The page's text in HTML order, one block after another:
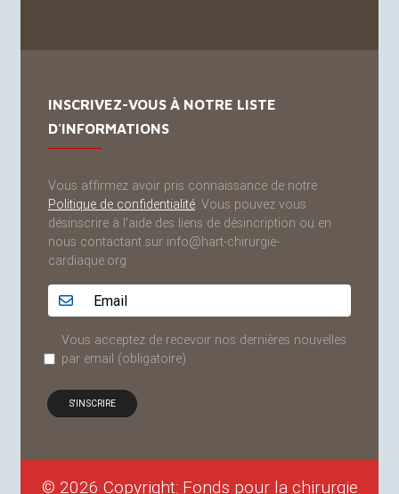
INSCRIVEZ-VOUS À NOTRE LISTE
D'INFORMATIONS
Vous affirmez avoir pris connaissance de notre
Politique de confidentialité. Vous pouvez vous
désinscrire à l'aide des liens de désincription ou en
nous contactant sur info@hart-chirurgie-
cardiaque.org
Adresse email...
Vous acceptez de recevoir nos dernières nouvelles
par email (obligatoire)
© 2026 Copyright: Fonds pour la chirurgie